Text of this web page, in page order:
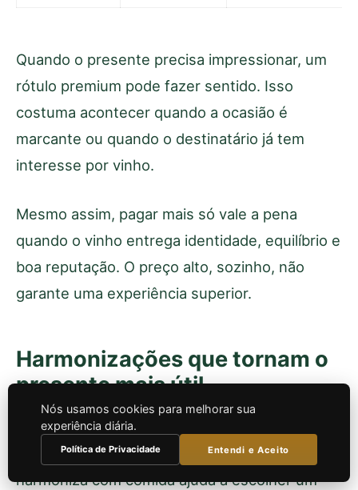
Quando o presente precisa impressionar, um
rótulo premium pode fazer sentido. Isso
costuma acontecer quando a ocasião é
marcante ou quando o destinatário já tem
interesse por vinho.
Mesmo assim, pagar mais só vale a pena
quando o vinho entrega identidade, equilíbrio e
boa reputação. O preço alto, sozinho, não
garante uma experiência superior.
Harmonizações que tornam o
presente mais útil
Um presente de vinho ganha valor quando
funciona bem à mesa. Saber como ele
harmoniza com comida ajuda a escolher um
Nós usamos cookies para melhorar sua
experiência diária.
Política de Privacidade Entendi e Aceito